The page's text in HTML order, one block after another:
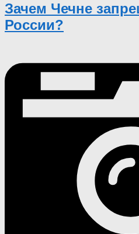
Зачем Чечне
России?